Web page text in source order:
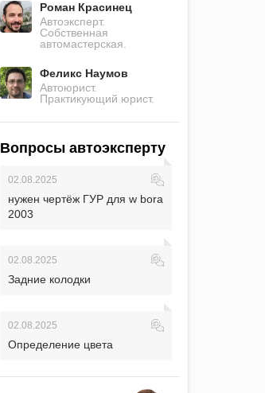
Роман Красинец
Автоэксперт.
Собственная
автомастерская.
Феликс Наумов
Автоюрист.
Практикующий юрист.
Вопросы автоэксперту
02.08.2025
нужен чертёж ГУР для w bora
2003
02.08.2025
Задние колодки
02.08.2025
Определение цвета